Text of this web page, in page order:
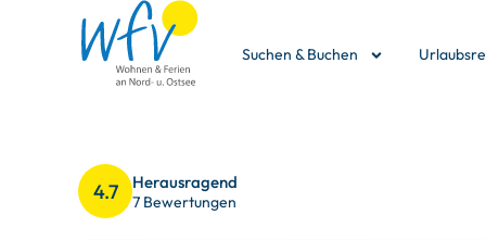
Suchen & Buchen
4.7 Herausragend
7 Bewertungen